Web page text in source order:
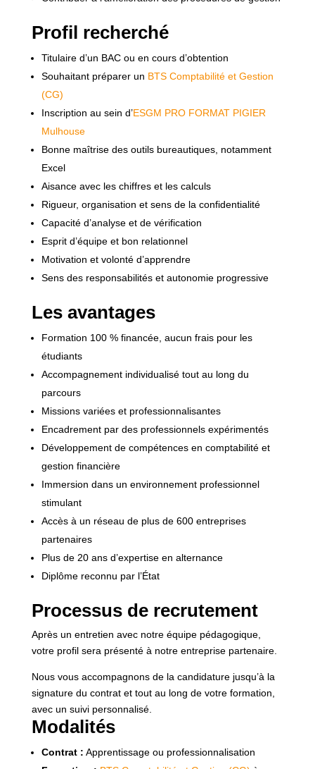
Profil recherché
Titulaire d’un BAC ou en cours d’obtention
Souhaitant préparer un BTS Comptabilité et Gestion
(CG)
Inscription au sein d’ESGM PRO FORMAT PIGIER
Mulhouse
Bonne maîtrise des outils bureautiques, notamment
Excel
Aisance avec les chiffres et les calculs
Rigueur, organisation et sens de la confidentialité
Capacité d’analyse et de vérification
Esprit d’équipe et bon relationnel
Motivation et volonté d’apprendre
Sens des responsabilités et autonomie progressive
Les avantages
Formation 100 % financée, aucun frais pour les
étudiants
Accompagnement individualisé tout au long du
parcours
Missions variées et professionnalisantes
Encadrement par des professionnels expérimentés
Développement de compétences en comptabilité et
gestion financière
Immersion dans un environnement professionnel
stimulant
Accès à un réseau de plus de 600 entreprises
partenaires
Plus de 20 ans d’expertise en alternance
Diplôme reconnu par l’État
Processus de recrutement
Après un entretien avec notre équipe pédagogique,
votre profil sera présenté à notre entreprise partenaire.
Nous vous accompagnons de la candidature jusqu’à la
signature du contrat et tout au long de votre formation,
avec un suivi personnalisé.
Modalités
Contrat : Apprentissage ou professionnalisation